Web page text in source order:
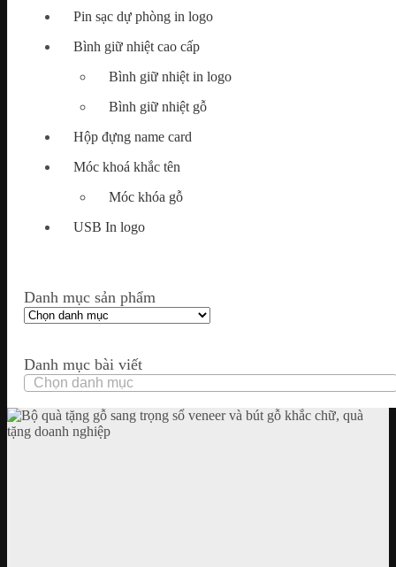
Pin sạc dự phòng in logo
Bình giữ nhiệt cao cấp
Bình giữ nhiệt in logo
Bình giữ nhiệt gỗ
Hộp đựng name card
Móc khoá khắc tên
Móc khóa gỗ
USB In logo
Danh mục sản phẩm
Danh mục bài viết
Danh
mục
bài
viết